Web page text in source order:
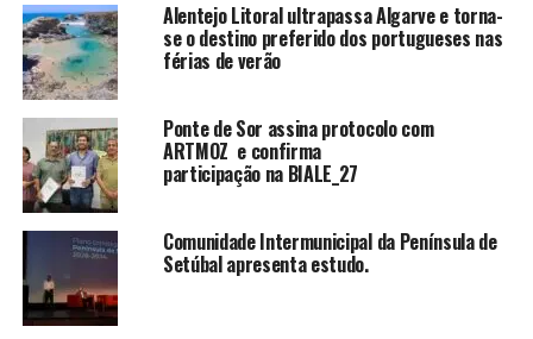
Alentejo Litoral ultrapassa Algarve e torna-
se o destino preferido dos portugueses nas
férias de verão
Ponte de Sor assina protocolo com
ARTMOZ e confirma
participação na BIALE_27
Comunidade Intermunicipal da Península de
Setúbal apresenta estudo.